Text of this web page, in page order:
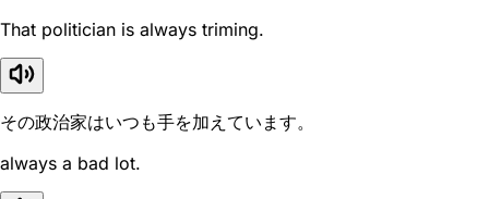
That politician is always triming.
その政治家はいつも手を加えています。
always a bad lot.